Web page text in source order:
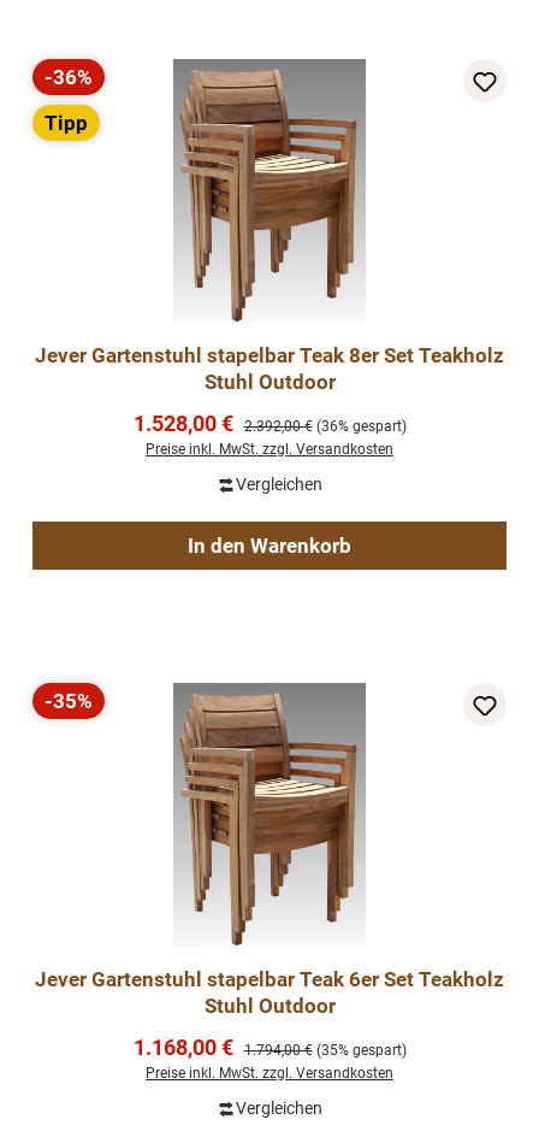
Rabatt
-36%
Tipp
Jever Gartenstuhl stapelbar Teak 8er Set Teakholz
Stuhl Outdoor
Verkaufspreis:
1.528,00 € Regulärer Preis:
2.392,00 € (36% gespart)
Preise inkl. MwSt. zzgl. Versandkosten
Vergleichen
In den Warenkorb
Rabatt
-35%
Jever Gartenstuhl stapelbar Teak 6er Set Teakholz
Stuhl Outdoor
Verkaufspreis:
1.168,00 € Regulärer Preis:
1.794,00 € (35% gespart)
Preise inkl. MwSt. zzgl. Versandkosten
Vergleichen